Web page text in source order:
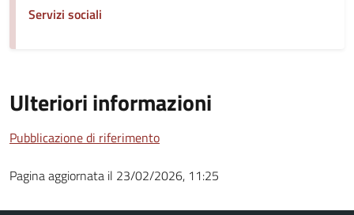
Servizi sociali
Ulteriori informazioni
Pubblicazione di riferimento
Pagina aggiornata il 23/02/2026, 11:25